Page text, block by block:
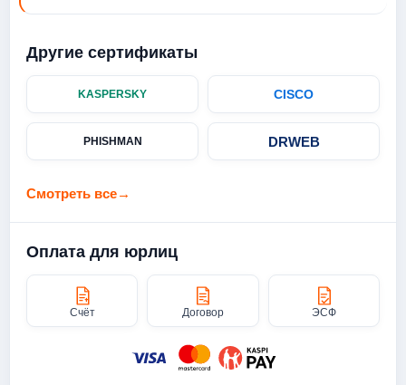
Другие сертификаты
KASPERSKY CISCO
PHISHMAN DRWEB
Смотреть все→
Оплата для юрлиц
Счёт Договор ЭСФ